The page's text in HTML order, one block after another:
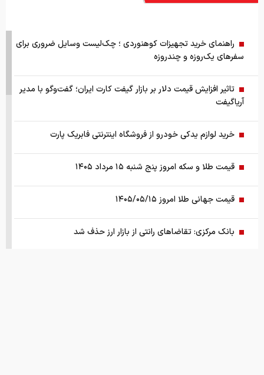
راهنمای خرید تجهیزات کوهنوردی ؛ چک‌لیست وسایل ضروری برای
سفرهای یک‌روزه و چندروزه
تاثیر افزایش قیمت دلار بر بازار گیفت کارت ایران؛ گفت‌وگو با مدیر
آریاگیفت
خرید لوازم یدکی خودرو از فروشگاه اینترنتی فابریک پارت
قیمت طلا و سکه امروز پنج شنبه ۱۵ مرداد ۱۴۰۵
قیمت جهانی طلا امروز ۱۴۰۵/۰۵/۱۵
بانک مرکزی: تقاضا‌های رانتی از بازار ارز حذف شد